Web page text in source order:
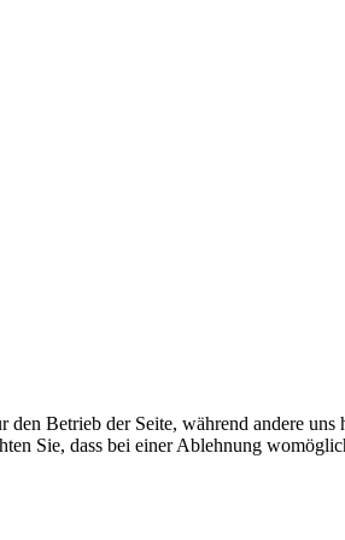
Betrieb der Seite, während andere
Sie, dass bei einer Ablehnung